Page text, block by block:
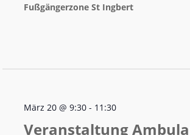
Fußgängerzone St Ingbert
Veranstaltung
März 20 @ 9:30 - 11:30